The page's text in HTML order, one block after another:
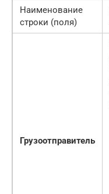
Наименование
строки (поля)
Грузоотправитель